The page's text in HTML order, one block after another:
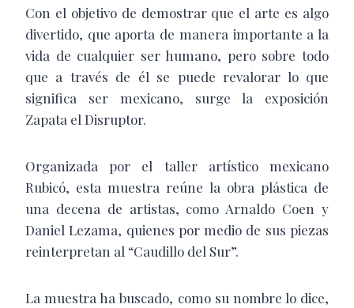
Con el objetivo de demostrar que el arte es algo
divertido, que aporta de manera importante a la
vida de cualquier ser humano, pero sobre todo
que a través de él se puede revalorar lo que
significa ser mexicano, surge la exposición
Zapata el Disruptor.
Organizada por el taller artístico mexicano
Rubicó, esta muestra reúne la obra plástica de
una decena de artistas, como Arnaldo Coen y
Daniel Lezama, quienes por medio de sus piezas
reinterpretan al “Caudillo del Sur”.
La muestra ha buscado, como su nombre lo dice,